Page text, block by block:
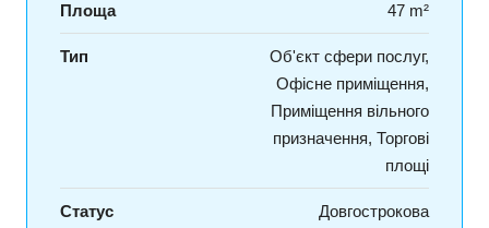
Площа 47 m²
Тип
Об'єкт сфери послуг,
Офісне приміщення,
Приміщення вільного
призначення, Торгові
площі
Статус
Довгострокова